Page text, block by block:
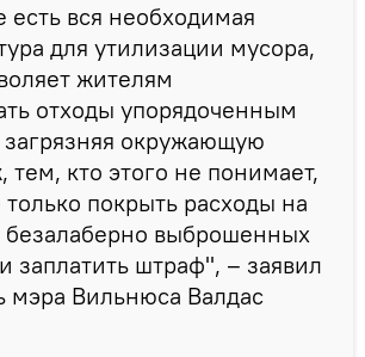
вся необходимая
для утилизации мусора,
жителям
отходы упорядоченным
окружающую
тем, кто этого не понимает,
покрыть расходы на
выброшенных
заплатить штраф", – заявил
мэра Вильнюса Валдас